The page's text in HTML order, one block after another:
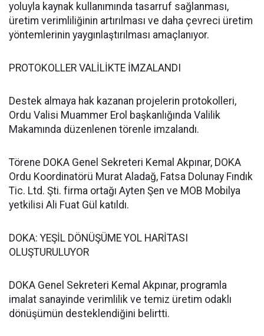
yoluyla kaynak kullanımında tasarruf sağlanması,
üretim verimliliğinin artırılması ve daha çevreci üretim
yöntemlerinin yaygınlaştırılması amaçlanıyor.
PROTOKOLLER VALİLİKTE İMZALANDI
Destek almaya hak kazanan projelerin protokolleri,
Ordu Valisi Muammer Erol başkanlığında Valilik
Makamında düzenlenen törenle imzalandı.
Törene DOKA Genel Sekreteri Kemal Akpınar, DOKA
Ordu Koordinatörü Murat Aladağ, Fatsa Dolunay Fındık
Tic. Ltd. Şti. firma ortağı Ayten Şen ve MOB Mobilya
yetkilisi Ali Fuat Gül katıldı.
DOKA: YEŞİL DÖNÜŞÜME YOL HARİTASI
OLUŞTURULUYOR
DOKA Genel Sekreteri Kemal Akpınar, programla
imalat sanayinde verimlilik ve temiz üretim odaklı
dönüşümün desteklendiğini belirtti.